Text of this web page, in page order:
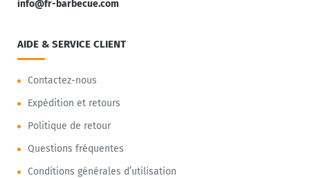
info@fr-barbecue.com
AIDE & SERVICE CLIENT
Contactez-nous
Expédition et retours
Politique de retour
Questions fréquentes
Conditions générales d’utilisation